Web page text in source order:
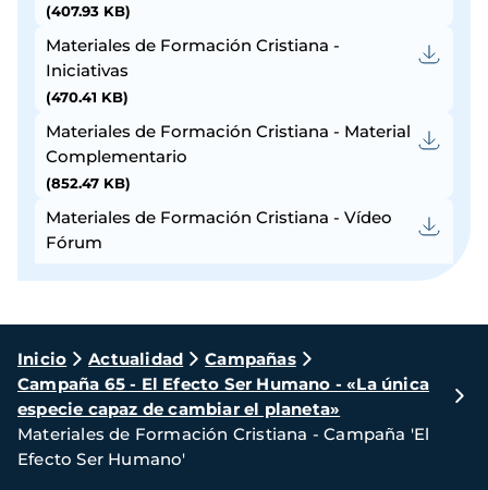
(407.93 KB)
Materiales de Formación Cristiana -
Iniciativas
(470.41 KB)
Materiales de Formación Cristiana - Material
Complementario
(852.47 KB)
Materiales de Formación Cristiana - Vídeo
Fórum
de Actividades CAT
(1.3 MB)
Materiales de Formación Cristiana - Guía de
Catequesis CAT
(2.19 MB)
Ruta
de
navegación
Inicio Actualidad
Campañas
Campaña 65 - El Efecto Ser Humano - «La única
especie capaz de cambiar el planeta»
Materiales de Formación Cristiana - Campaña 'El
Efecto Ser Humano'